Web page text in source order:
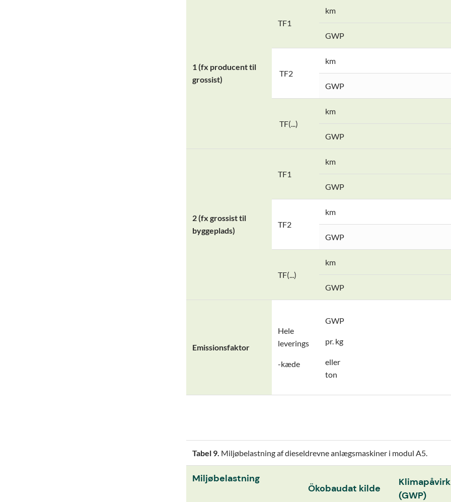
1 (fx producent til
grossist)
TF1
km
GWP
TF2
km
GWP
TF(...)
km
GWP
2 (fx grossist til
byggeplads)
TF1
km
GWP
TF2
km
GWP
TF(...)
km
GWP
Emissionsfaktor
Hele
leverings
-kæde
GWP
pr. kg
eller
ton
Tabel 9. Miljøbelastning af dieseldrevne anlægsmaskiner i modul A5.
Miljøbelastning
Ökobaudat kilde
(GWP)